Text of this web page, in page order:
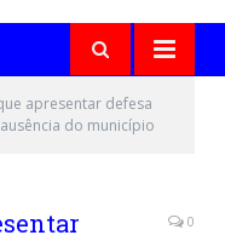
apresentar defesa
do município
0